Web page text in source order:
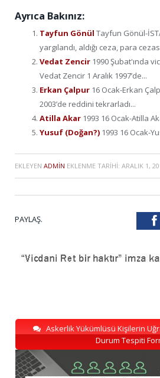
Ayrıca Bakınız:
Tayfun Gönül Tayfun Gönül-
yargılandı, aldığı ceza, para
Vedat Zencir 1990 Şubat'ında
Vedat Zencir 1 Aralık 1997’de...
Erkan Çalpur 16 Ocak-Erkan
2003’de reddini tekrarladı...
Atilla Akar 1993 16 Ocak-Atilla
Yusuf (Doğan?) 1993 16 Ocak-
EKLEYEN ADMIN EKLENME TARIHI: ARALIK 1,
PAYLAŞ.
Askerlik Yükümlüsü Kişilerin
Durum Tespiti